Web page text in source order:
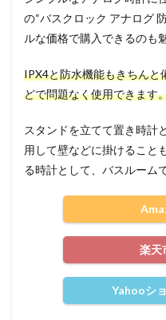
の“バスクロック アナログ
ルな価格で購入できるのも
IPX4と防水機能もきちんと
どで問題なく使用できます
スタンドを立てて置き時計
用して壁などに掛けること
る時計として、バスルーム
楽天
Yahooシ